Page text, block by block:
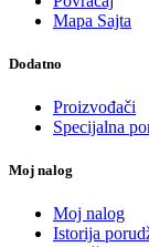
Mapa Sajta
Dodatno
Proizvođači
Specijalna
Moj nalog
Moj nalog
Istorija